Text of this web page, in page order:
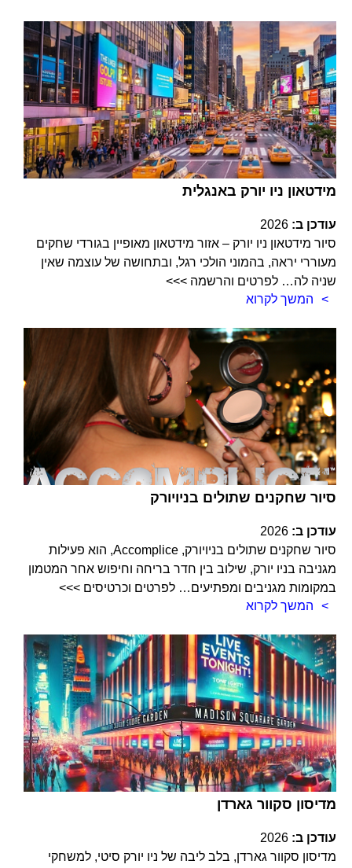
מידטאון ניו יורק באנגלית
עודכן ב: 2026
סיור מידטאון ניו יורק – אזור מידטאון מאופיין בגורדי שחקים
מעוררי יראה, בהמוני הולכי רגל, ובתחושה של עוצמה שאין
שניה לה… לפרטים והרשמה >>>
המשך לקרוא
סיור שחקנים שתולים בניויורק
עודכן ב: 2026
סיור שחקנים שתולים בניויורק, Accomplice, הוא פעילות
מגניבה בניו יורק, שילוב בין חדר בריחה וחיפוש אחר המטמון
במקומות מגניבים ומפתיעים… לפרטים וכרטיסים >>>
המשך לקרוא
מדיסון סקוור גארדן
עודכן ב: 2026
מדיסון סקוור גארדן, בלב ליבה של ניו יורק סיטי, למשחקי